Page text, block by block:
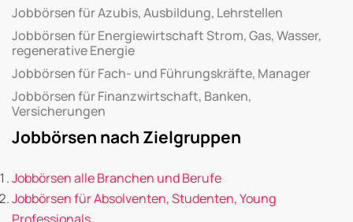
Jobbörsen für Azubis, Ausbildung, Lehrstellen
Jobbörsen für Energiewirtschaft Strom, Gas, Wasser,
regenerative Energie
Jobbörsen für Fach- und Führungskräfte, Manager
Jobbörsen für Finanzwirtschaft, Banken,
Versicherungen
Jobbörsen nach Zielgruppen
Jobbörsen alle Branchen und Berufe
Jobbörsen für Absolventen, Studenten, Young